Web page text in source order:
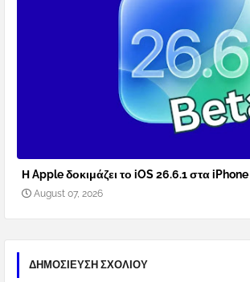
Η Apple δοκιμάζει το iOS 26.6.1 στα iPhone
August 07, 2026
ΔΗΜΟΣΊΕΥΣΗ ΣΧΟΛΊΟΥ